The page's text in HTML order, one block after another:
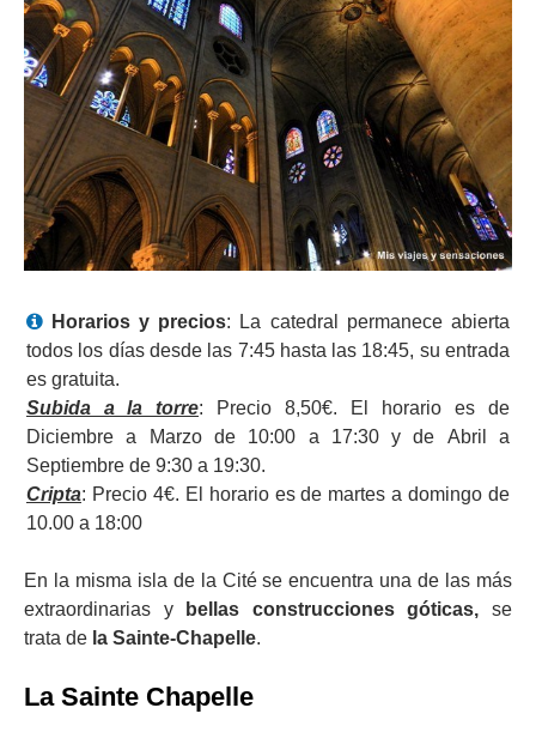
Horarios y precios: La catedral permanece abierta
todos los días desde las 7:45 hasta las 18:45, su entrada
es gratuita.
Subida a la torre: Precio 8,50€. El horario es de
Diciembre a Marzo de 10:00 a 17:30 y de Abril a
Septiembre de 9:30 a 19:30.
Cripta: Precio 4€. El horario es de martes a domingo de
10.00 a 18:00
En la misma isla de la Cité se encuentra una de las más
extraordinarias y
bellas construcciones góticas, se
trata de la Sainte-Chapelle.
La Sainte Chapelle